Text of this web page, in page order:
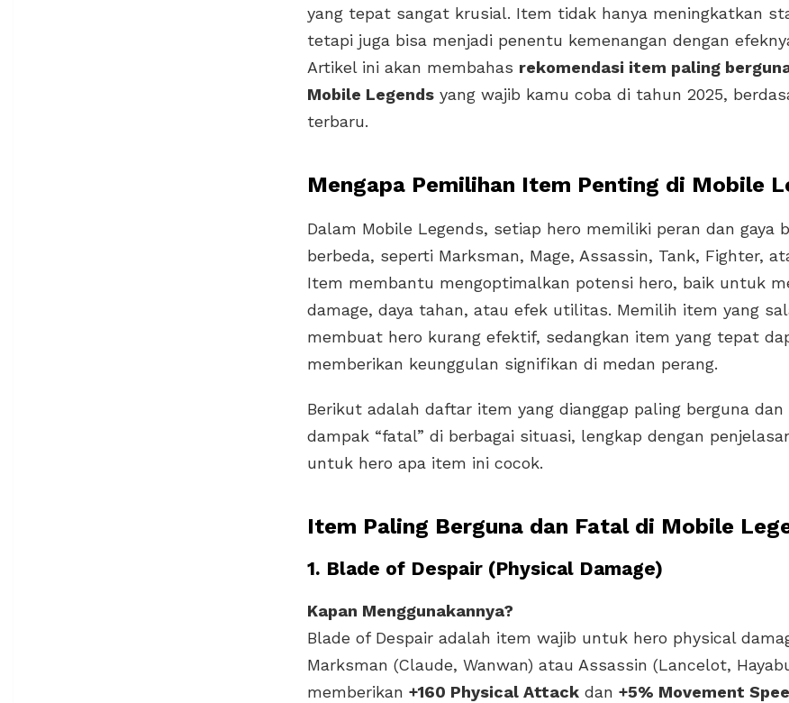
yang tepat sangat krusial. Item tidak hanya meningkatkan
tetapi juga bisa menjadi penentu kemenangan dengan
Artikel ini akan membahas rekomendasi item paling
Mobile Legends yang wajib kamu coba di tahun 2025,
terbaru.
Mengapa Pemilihan Item Penting di Mobile
Dalam Mobile Legends, setiap hero memiliki peran dan gaya
berbeda, seperti Marksman, Mage, Assassin, Tank, Fighter,
Item membantu mengoptimalkan potensi hero, baik untuk
damage, daya tahan, atau efek utilitas. Memilih item yang
membuat hero kurang efektif, sedangkan item yang tepat
memberikan keunggulan signifikan di medan perang.
Berikut adalah daftar item yang dianggap paling berguna
dampak “fatal” di berbagai situasi, lengkap dengan
untuk hero apa item ini cocok.
Item Paling Berguna dan Fatal di Mobile
1. Blade of Despair (Physical Damage)
Kapan Menggunakannya?
Blade of Despair adalah item wajib untuk hero physical
Marksman (Claude, Wanwan) atau Assassin (Lancelot,
memberikan +160 Physical Attack dan +5% Movement